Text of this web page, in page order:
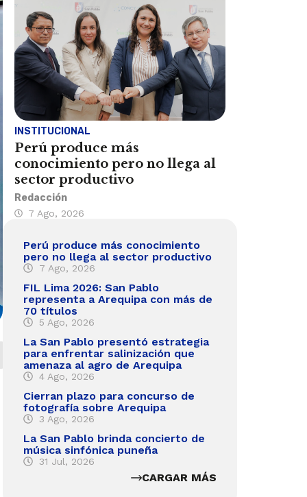
INSTITUCIONAL
Perú produce más
conocimiento pero no llega al
sector productivo
Redacción
7 Ago, 2026
Perú produce más conocimiento
pero no llega al sector productivo
7 Ago, 2026
FIL Lima 2026: San Pablo
representa a Arequipa con más de
70 títulos
5 Ago, 2026
La San Pablo presentó estrategia
para enfrentar salinización que
amenaza al agro de Arequipa
4 Ago, 2026
Cierran plazo para concurso de
fotografía sobre Arequipa
3 Ago, 2026
La San Pablo brinda concierto de
música sinfónica puneña
31 Jul, 2026
CARGAR MÁS